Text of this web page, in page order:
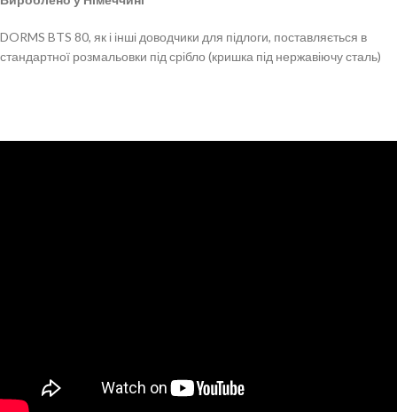
DORMS BTS 80, як і інші доводчики для підлоги, поставляється в
стандартної розмальовки під срібло (кришка під нержавіючу сталь)